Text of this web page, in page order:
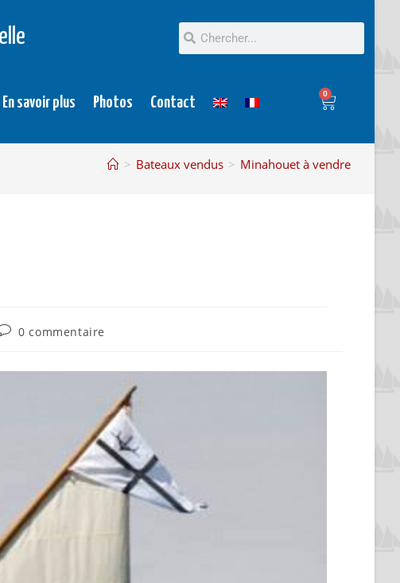
En savoir plus Photos Contact
0
> Bateaux vendus > Minahouet à vendre
0 commentaire